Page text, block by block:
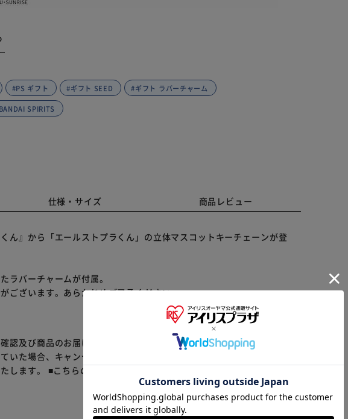
#PS ギフト #ギフト SEED #ギフト ラバーチャーム
SPIRITS
仕様・サイズ 商品レビュー
ん』から「エールストプラくん」の立体マスコットキーチェーンが登
ラバーチャームが付属。
ございます。あらかじめご了承ください。
認及び商品のお届けまでお時間を頂く場合がございます。
いた場合、キャンセル又は注文内容の変更をお願いいたしております。
します。 ■こちらの商品はアイリスプラザがセレクトしたオススメ商品
※ご確認ください